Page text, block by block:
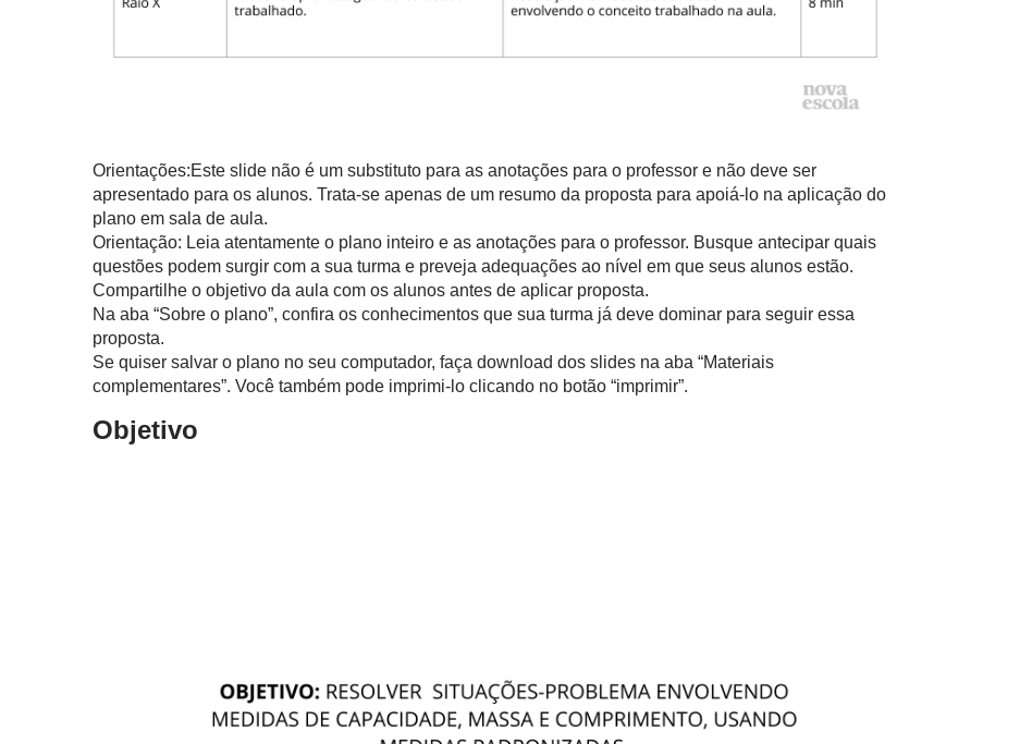
Orientações:Este slide não é um substituto para as anotações para o professor e não deve ser
apresentado para os alunos. Trata-se apenas de um resumo da proposta para apoiá-lo na aplicação do
plano em sala de aula.
Orientação: Leia atentamente o plano inteiro e as anotações para o professor. Busque antecipar quais
questões podem surgir com a sua turma e preveja adequações ao nível em que seus alunos estão.
Compartilhe o objetivo da aula com os alunos antes de aplicar proposta.
Na aba “Sobre o plano”, confira os conhecimentos que sua turma já deve dominar para seguir essa
proposta.
Se quiser salvar o plano no seu computador, faça download dos slides na aba “Materiais
complementares”. Você também pode imprimi-lo clicando no botão “imprimir”.
Objetivo